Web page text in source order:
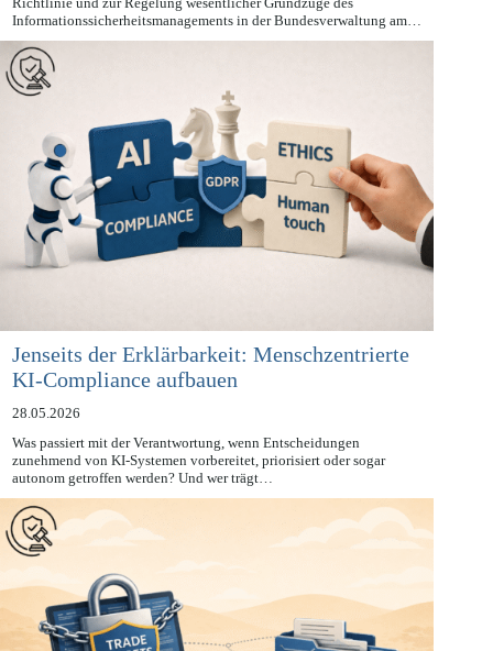
Mit der Verkündung des Gesetzes zur Umsetzung der NIS-2-
Richtlinie und zur Regelung wesentlicher Grundzüge des
Informationssicherheitsmanagements in der Bundesverwaltung am…
Jenseits der Erklärbarkeit: Menschzentrierte
KI-Compliance aufbauen
28.05.2026
Was passiert mit der Verantwortung, wenn Entscheidungen
zunehmend von KI-Systemen vorbereitet, priorisiert oder sogar
autonom getroffen werden? Und wer trägt…